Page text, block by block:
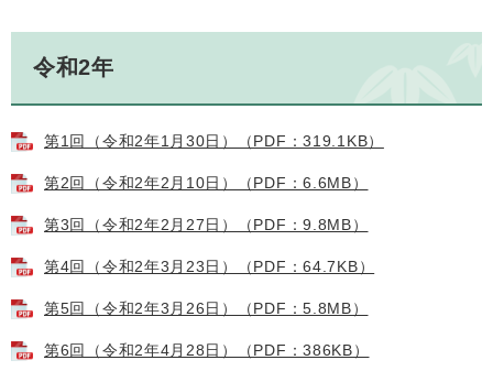
令和2年
第1回（令和2年1月30日）（PDF：319.1KB）
第2回（令和2年2月10日）（PDF：6.6MB）
第3回（令和2年2月27日）（PDF：9.8MB）
第4回（令和2年3月23日）（PDF：64.7KB）
第5回（令和2年3月26日）（PDF：5.8MB）
第6回（令和2年4月28日）（PDF：386KB）